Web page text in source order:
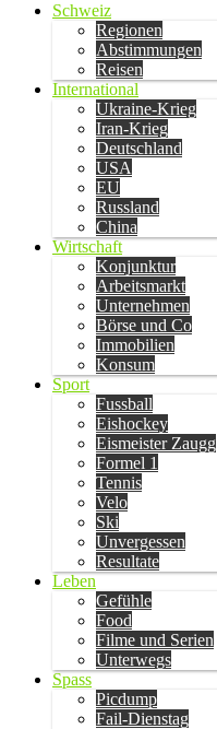
Schweiz
Regionen
Abstimmungen
Reisen
International
Ukraine-Krieg
Iran-Krieg
Deutschland
USA
EU
Russland
China
Wirtschaft
Konjunktur
Arbeitsmarkt
Unternehmen
Börse und Co
Immobilien
Konsum
Sport
Fussball
Eishockey
Eismeister Zaugg
Formel 1
Tennis
Velo
Ski
Unvergessen
Resultate
Leben
Gefühle
Food
Filme und Serien
Unterwegs
Spass
Picdump
Fail-Dienstag